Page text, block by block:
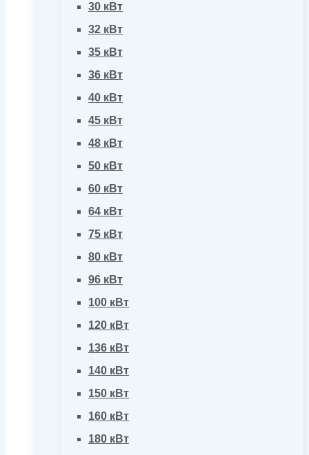
30 кВт
32 кВт
35 кВт
36 кВт
40 кВт
45 кВт
48 кВт
50 кВт
60 кВт
64 кВт
75 кВт
80 кВт
96 кВт
100 кВт
120 кВт
136 кВт
140 кВт
150 кВт
160 кВт
180 кВт